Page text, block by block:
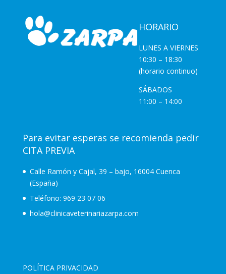
HORARIO
LUNES A VIERNES
10:30 – 18:30
(horario continuo)
SÁBADOS
11:00 – 14:00
Para evitar esperas se recomienda pedir
CITA PREVIA
Calle Ramón y Cajal, 39 – bajo, 16004 Cuenca
(España)
Teléfono: 969 23 07 06
hola@clinicaveterinariazarpa.com
POLÍTICA PRIVACIDAD